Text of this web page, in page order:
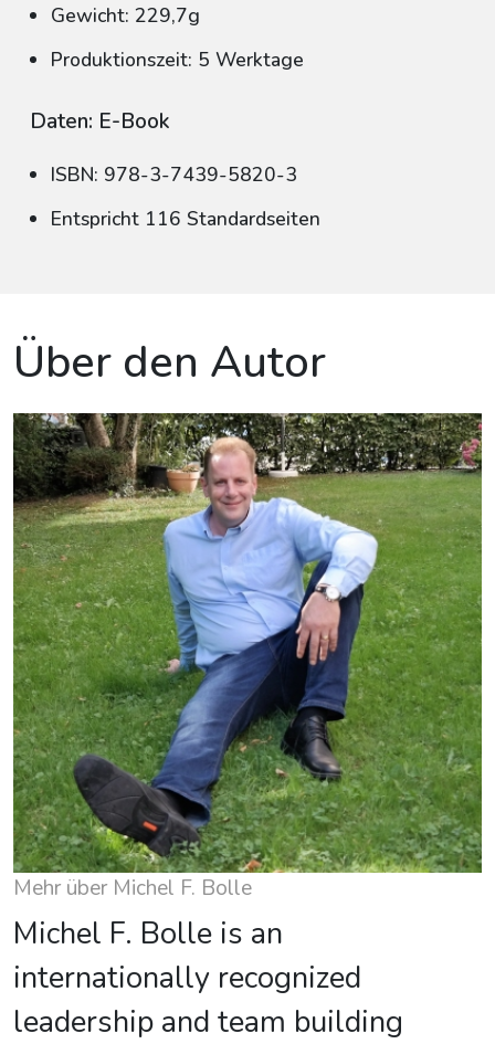
Gewicht: 229,7g
Produktionszeit: 5 Werktage
Daten: E-Book
ISBN: 978-3-7439-5820-3
Entspricht 116 Standardseiten
Über den Autor
Mehr über Michel F. Bolle
Michel F. Bolle is an
internationally recognized
leadership and team building